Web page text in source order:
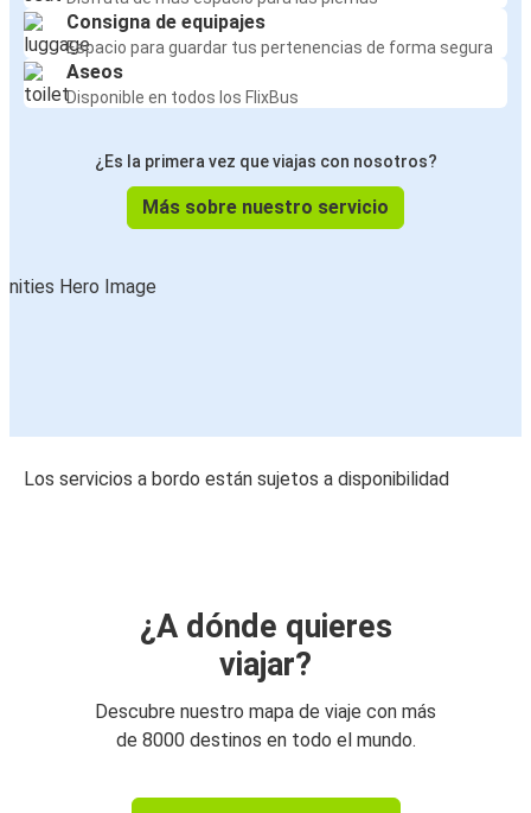
Consigna de equipajes
Espacio para guardar tus pertenencias de forma segura
Aseos
Disponible en todos los FlixBus
¿Es la primera vez que viajas con nosotros?
Más sobre nuestro servicio
Los servicios a bordo están sujetos a disponibilidad
¿A dónde quieres
viajar?
Descubre nuestro mapa de viaje con más
de 8000 destinos en todo el mundo.